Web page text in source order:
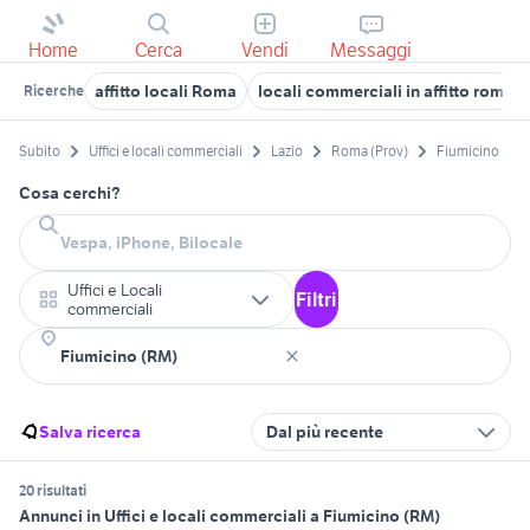
Home Cerca Vendi Messaggi
Ricerche affitto locali Roma locali commerciali in affitto roma
Subito Uffici e locali commerciali Lazio Roma (Prov) Fiumicino
Cosa cerchi?
Uffici e Locali
commerciali
Filtri
Salva ricerca Dal più recente
20 risultati
Annunci in Uffici e locali commerciali a Fiumicino (RM)